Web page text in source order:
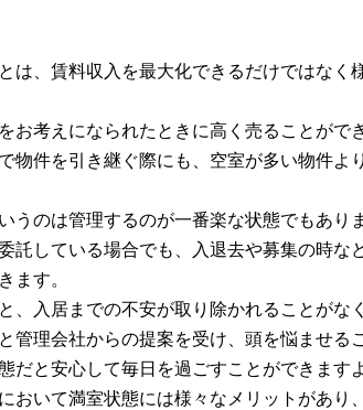
は、賃料収入を最大化できるだけではなく
お考えになられたときに高く売ることがで
物件を引き継ぐ際にも、空室が多い物件よ
うのは管理するのが一番楽な状態でもあり
託している場合でも、入退去や募集の時な
ます。
、入居までの不安が取り除かれることがな
管理会社からの提案を受け、頭を悩ませる
だと安心して毎日を過ごすことができます
おいて満室状態には様々なメリットがあり